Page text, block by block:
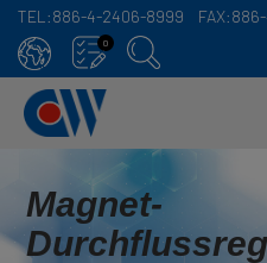
TEL:886-4-2406-8999 FAX:
0
Magnet-
Cookie-Einstellungen